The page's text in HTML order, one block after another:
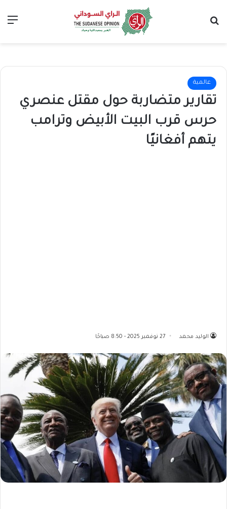
عالمية
تقارير متضاربة حول مقتل عنصري
حرس قرب البيت الأبيض وترامب
يتهم أفغانيًا
الوليد محمد 27 نوفمبر 2025 - 8:50 صباحًا